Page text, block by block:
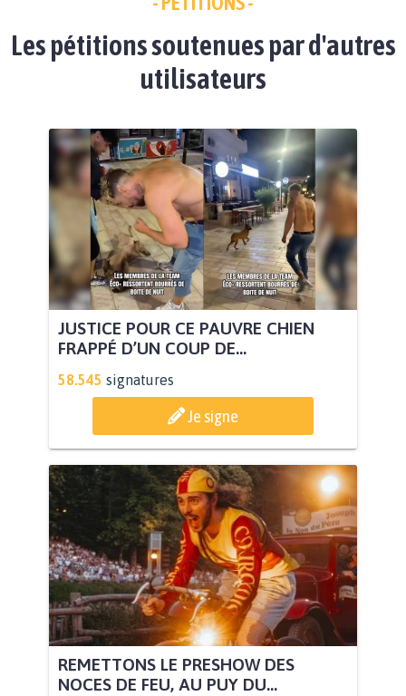
Les pétitions soutenues par d'autres
utilisateurs
JUSTICE POUR CE PAUVRE CHIEN
FRAPPÉ D’UN COUP DE...
58.545 signatures
Je signe
REMETTONS LE PRESHOW DES
NOCES DE FEU, AU PUY DU...